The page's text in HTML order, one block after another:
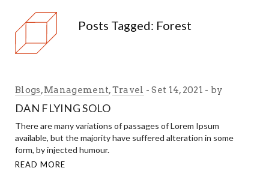
Posts Tagged: Forest
Blogs,Management,Travel Set 14, 2021 by
DAN FLYING SOLO
There are many variations of passages of Lorem Ipsum
available, but the majority have suffered alteration in some
form, by injected humour.
READ MORE